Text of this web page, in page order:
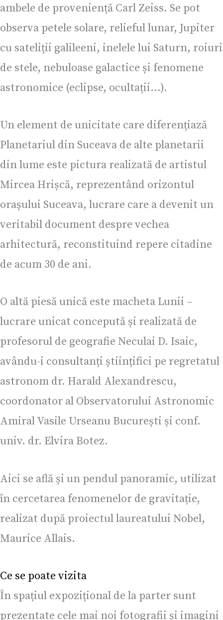
ambele de proveniență Carl Zeiss. Se pot
observa petele solare, relieful lunar, Jupiter
cu sateliții galileeni, inelele lui Saturn, roiuri
de stele, nebuloase galactice și fenomene
astronomice (eclipse, ocultații…).
Un element de unicitate care diferențiază
Planetariul din Suceava de alte planetarii
din lume este pictura realizată de artistul
Mircea Hrișcă, reprezentând orizontul
orașului Suceava, lucrare care a devenit un
veritabil document despre vechea
arhitectură, reconstituind repere citadine
de acum 30 de ani.
O altă piesă unică este macheta Lunii –
lucrare unicat concepută și realizată de
profesorul de geografie Neculai D. Isaic,
avându-i consultanți științifici pe regretatul
astronom dr. Harald Alexandrescu,
coordonator al Observatorului Astronomic
Amiral Vasile Urseanu București și conf.
univ. dr. Elvira Botez.
Aici se află și un pendul panoramic, utilizat
în cercetarea fenomenelor de gravitație,
realizat după proiectul laureatului Nobel,
Maurice Allais.
Ce se poate vizita
În spațiul expozițional de la parter sunt
prezentate cele mai noi fotografii și imagini